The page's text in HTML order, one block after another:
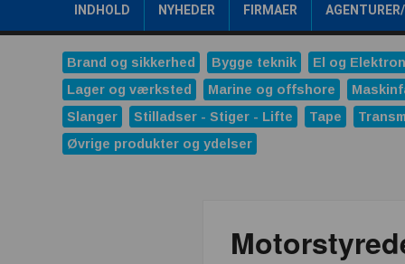
INDHOLD NYHEDER FIRMAER
Brand og sikkerhed Bygge teknik El og
Lager og værksted
Marine og offshore
Slanger
Stilladser - Stiger - Lifte Tape
Øvrige produkter og ydelser